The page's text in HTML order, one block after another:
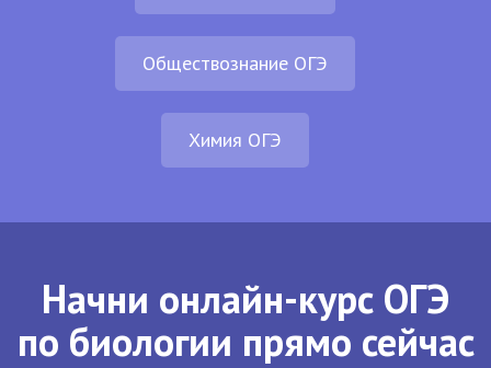
Обществознание ОГЭ
Химия ОГЭ
Начни онлайн-курс ОГЭ
по биологии прямо сейчас